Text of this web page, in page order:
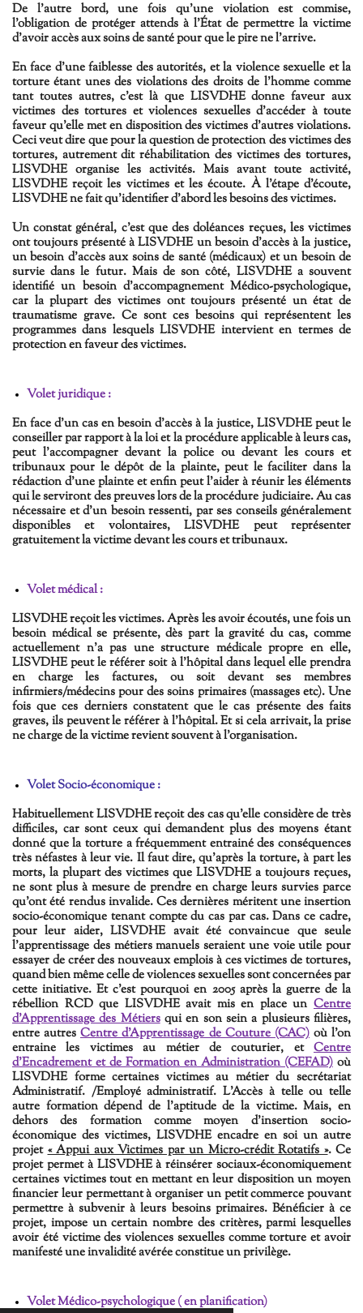
De l'autre bord, une fois qu'une violation est commise,
l'obligation de protéger attends à l'État de permettre la victime
d'avoir accès aux soins de santé pour que le pire ne l'arrive.
En face d'une faiblesse des autorités, et la violence sexuelle et la
torture étant unes des violations des droits de l'homme comme
tant toutes autres, c'est là que LISVDHE donne faveur aux
victimes des tortures et violences sexuelles d'accéder à toute
faveur qu'elle met en disposition des victimes d'autres violations.
Ceci veut dire que pour la question de protection des victimes des
tortures, autrement dit réhabilitation des victimes des tortures,
LISVDHE organise les activités. Mais avant toute activité,
LISVDHE reçoit les victimes et les écoute. À l'étape d'écoute,
LISVDHE ne fait qu'identifier d'abord les besoins des victimes.
Un constat général, c'est que des doléances reçues, les victimes
ont toujours présenté à LISVDHE un besoin d'accès à la justice,
un besoin d'accès aux soins de santé (médicaux) et un besoin de
survie dans le futur. Mais de son côté, LISVDHE a souvent
identifié un besoin d'accompagnement Médico-psychologique,
car la plupart des victimes ont toujours présenté un état de
traumatisme grave. Ce sont ces besoins qui représentent les
programmes dans lesquels LISVDHE intervient en termes de
protection en faveur des victimes.
Volet juridique :
En face d'un cas en besoin d'accès à la justice,LISVDHEpeut le
conseiller par rapport à la loi et la procédure applicable à leurs cas,
peut l'accompagner devant la police ou devant les cours et
tribunaux pour le dépôt de la plainte, peut le faciliter dans la
rédaction d'une plainte et enfin peut l'aider à réunir les éléments
qui le serviront des preuves lors de la procédure judiciaire. Au cas
nécessaire et d'un besoin ressenti, par ses conseils généralement
disponibles et volontaires, LISVDHE peut représenter
gratuitement la victime devant les cours et tribunaux.
Volet médical :
LISVDHE reçoit les victimes. Après les avoir écoutés, une fois un
besoin médical se présente, dès part la gravité du cas, comme
actuellement n'a pas une structure médicale propre en elle,
LISVDHE peut le référer soit à l'hôpital dans lequel elle prendra
en charge les factures, ou soit devant ses membres
infirmiers/médecins pour des soins primaires (massages etc). Une
fois que ces derniers constatent que le cas présente des faits
graves, ils peuvent le référer à l'hôpital. Et si cela arrivait, la prise
ne charge de la victime revient souvent à l’organisation.
Volet Socio-économique :
Habituellement LISVDHE reçoit des cas qu'elle considère de très
difficiles, car sont ceux qui demandent plus des moyens étant
donné que la torture a fréquemment entrainé des conséquences
très néfastes à leur vie. Il faut dire, qu'après la torture, à part les
morts, la plupart des victimes que LISVDHE a toujours reçues,
ne sont plus à mesure de prendre en charge leurs survies parce
qu'ont été rendus invalide. Ces dernières méritent une insertion
socio-économique tenant compte du cas par cas. Dans ce cadre,
pour leur aider, LISVDHE avait été convaincue que seule
l'apprentissage des métiers manuels seraient une voie utile pour
essayer de créer des nouveaux emplois à ces victimes de tortures,
quand bien même celle de violences sexuelles sont concernées par
cette initiative. Et c'est pourquoi en 2005 après la guerre de la
rébellion RCD que LISVDHE avait mis en place un Centre
d'Apprentissage des Métiersqui en son sein a plusieurs filières,
entre autresCentre d'Apprentissage de Couture (CAC)où l'on
entraine les victimes au métier de couturier, et Centre
d'Encadrement et de Formation en Administration (CEFAD) où
LISVDHE forme certaines victimes au métier du secrétariat
Administratif. /Employé administratif. L'Accès à telle ou telle
autre formation dépend de l'aptitude de la victime. Mais, en
dehors des formation comme moyen d'insertion socio-
économique des victimes, LISVDHE encadre en soi un autre
projet« Appui aux Victimes par un Micro-crédit Rotatifs ». Ce
projet permet à LISVDHE à réinsérer sociaux-économiquement
certaines victimes tout en mettant en leur disposition un moyen
financier leur permettant à organiser un petit commerce pouvant
permettre à subvenir à leurs besoins primaires. Bénéficier à ce
projet, impose un certain nombre des critères, parmi lesquelles
avoir été victime des violences sexuelles comme torture et avoir
manifesté une invalidité avérée constitue un privilège.
Volet Médico-psychologique ( en planification)